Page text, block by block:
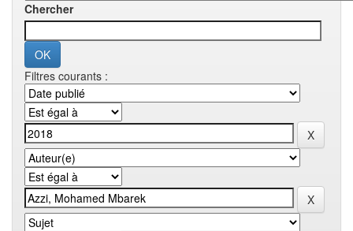
Chercher
Filtres courants :